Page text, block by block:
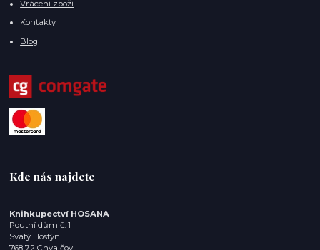
Vrácení zboží
Kontakty
Blog
Kde nás najdete
Knihkupectví HOSANA
Poutní dům č. 1
Svatý Hostýn
768 72 Chvalčov